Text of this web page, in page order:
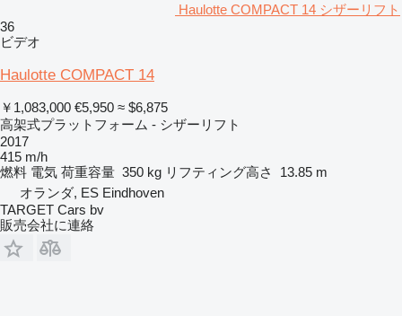
Haulotte COMPACT 14 シザーリフト
36
ビデオ
Haulotte COMPACT 14
￥1,083,000 €5,950 ≈ $6,875
高架式プラットフォーム - シザーリフト
2017
415 m/h
燃料 電気 荷重容量 350 kg リフティング高さ
13.85 m
オランダ, ES Eindhoven
TARGET Cars bv
販売会社に連絡